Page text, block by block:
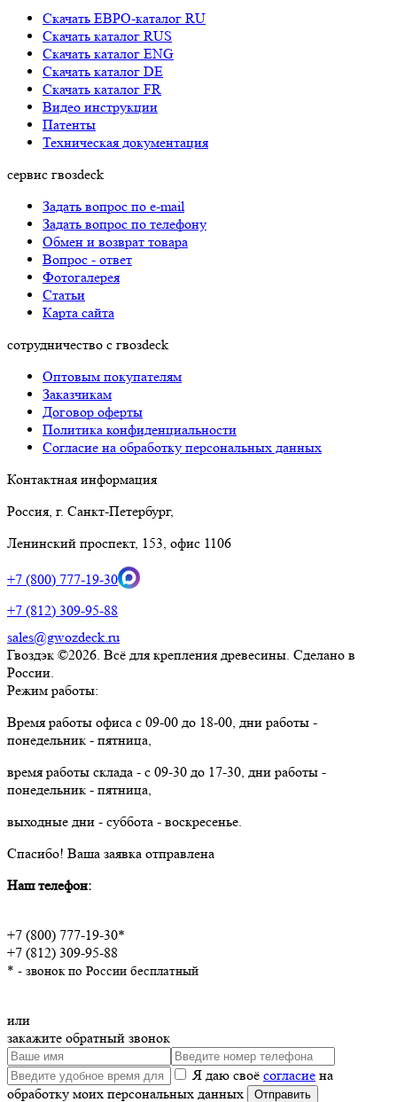
Скачать ЕВРО-каталог RU
Скачать каталог RUS
Cкачать каталог ENG
Cкачать каталог DE
Cкачать каталог FR
Видео инструкции
Патенты
Техническая документация
сервис гвозdeck
Задать вопрос по e-mail
Задать вопрос по телефону
Обмен и возврат товара
Вопрос - ответ
Фотогалерея
Статьи
Карта сайта
сотрудничество с гвозdeck
Оптовым покупателям
Заказчикам
Договор оферты
Политика конфиденциальности
Согласие на обработку персональных данных
Контактная информация
Россия, г. Санкт-Петербург,
Ленинский проспект, 153, офис 1106
+7 (800) 777-19-30
+7 (812) 309-95-88
sales@gwozdeck.ru
Гвоздэк ©2026. Всё для крепления древесины. Сделано в
России.
Режим работы:
Время работы офиса с 09-00 до 18-00, дни работы -
понедельник - пятница,
время работы склада - с 09-30 до 17-30, дни работы -
понедельник - пятница,
выходные дни - суббота - воскресенье.
Спасибо! Ваша заявка отправлена
Наш телефон:
+7 (800) 777-19-30*
+7 (812) 309-95-88
* - звонок по России бесплатный
или
закажите обратный звонок
Я даю своё согласие на
обработку моих персональных данных